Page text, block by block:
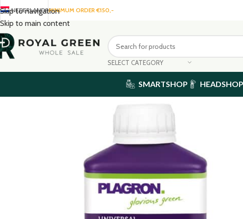
Skip to navigation
Skip to main content
NEDERLANDSMINIMUM ORDER €150,-
SELECT CATEGORY
SMARTSHOP HEADSHOP